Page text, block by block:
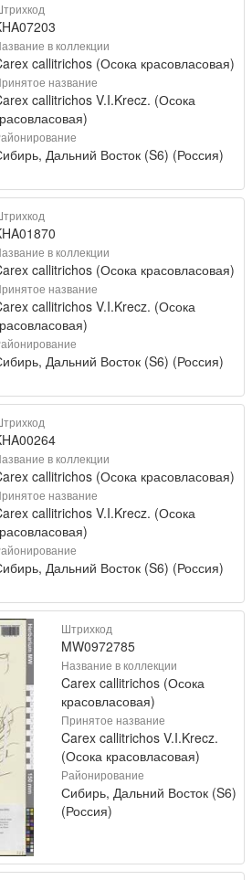
в коллекции
callitrichos (Осока красовласовая)
название
callitrichos V.I.Krecz. (Осока
Дальний Восток (S6) (Россия)
в коллекции
callitrichos (Осока красовласовая)
название
callitrichos V.I.Krecz. (Осока
Дальний Восток (S6) (Россия)
в коллекции
callitrichos (Осока красовласовая)
название
callitrichos V.I.Krecz. (Осока
Дальний Восток (S6) (Россия)
Штрихкод
MW0972785
Название в коллекции
Carex callitrichos (Осока
красовласовая)
Принятое название
Carex callitrichos V.I.Krecz.
(Осока красовласовая)
Районирование
Сибирь, Дальний Восток (S6)
(Россия)